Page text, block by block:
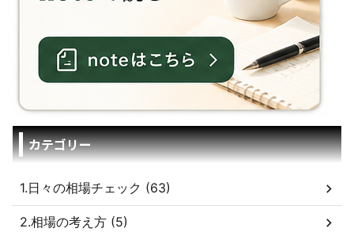
カテゴリー
1.日々の相場チェック (63)
2.相場の考え方 (5)